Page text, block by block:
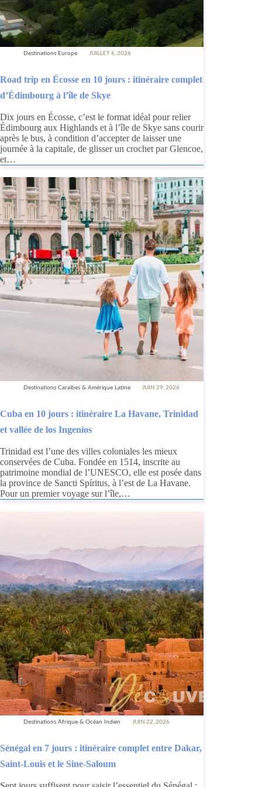
Destinations Europe JUILLET 6, 2026
Road trip en Écosse en 10 jours : itinéraire complet
d’Édimbourg à l’île de Skye
Dix jours en Écosse, c’est le format idéal pour relier
Édimbourg aux Highlands et à l’île de Skye sans courir
après le bus, à condition d’accepter de laisser une
journée à la capitale, de glisser un crochet par Glencoe,
et…
Destinations Caraïbes & Amérique Latine JUIN 29, 2026
Cuba en 10 jours : itinéraire La Havane, Trinidad
et vallée de los Ingenios
Trinidad est l’une des villes coloniales les mieux
conservées de Cuba. Fondée en 1514, inscrite au
patrimoine mondial de l’UNESCO, elle est posée dans
la province de Sancti Spíritus, à l’est de La Havane.
Pour un premier voyage sur l’île,…
Destinations Afrique & Océan Indien JUIN 22, 2026
Sénégal en 7 jours : itinéraire complet entre Dakar,
Saint-Louis et le Sine-Saloum